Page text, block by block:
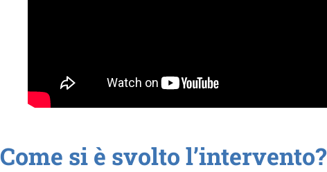
Come si è svolto l’intervento?